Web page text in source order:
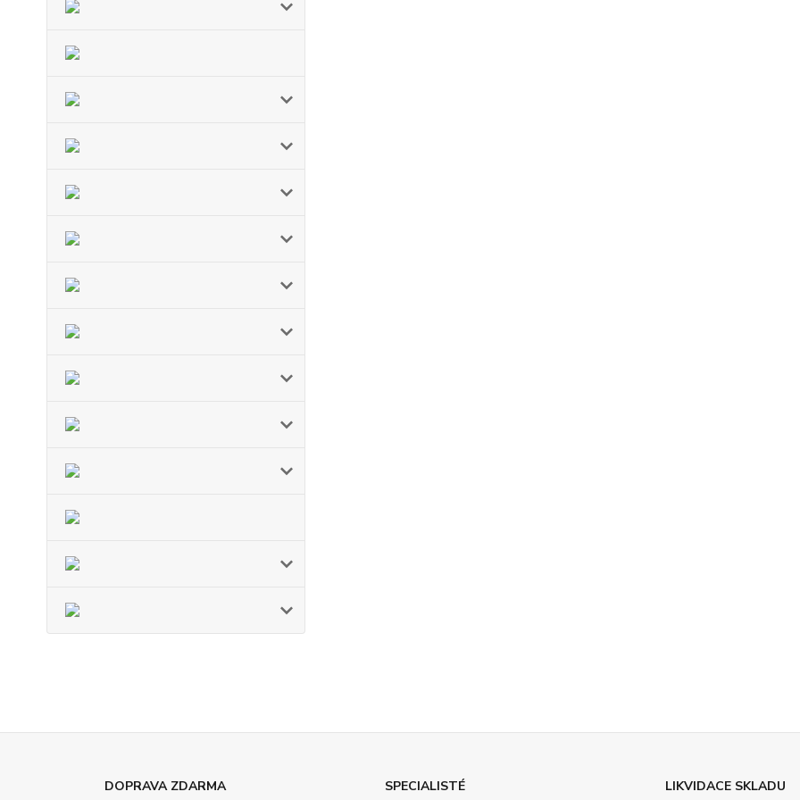
DOPRAVA ZDARMA
SPECIALISTÉ
LIKVIDACE SKLADU